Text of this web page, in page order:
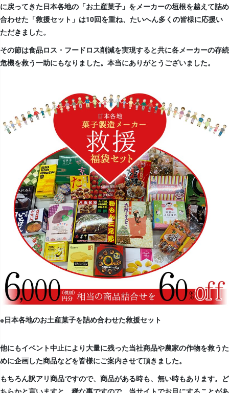
に戻ってきた日本各地の「お土産菓子」をメーカーの垣根を越えて詰め
合わせた「救援セット」は10回を重ね、たいへん多くの皆様に応援い
ただきました。
その節は食品ロス・フードロス削減を実現すると共に各メーカーの存続
危機を救う一助にもなりました。本当にありがとうございました。
※日本各地のお土産菓子を詰め合わせた救援セット
他にもイベント中止により大量に残った当社商品や農家の作物を救うた
めに企画した商品などを皆様にご案内させて頂きました。
もちろん訳アリ商品ですので、商品がある時も、無い時もあります。ど
ちらかと言いますと、稀な事ですので、当サイトでお目にすることがあ